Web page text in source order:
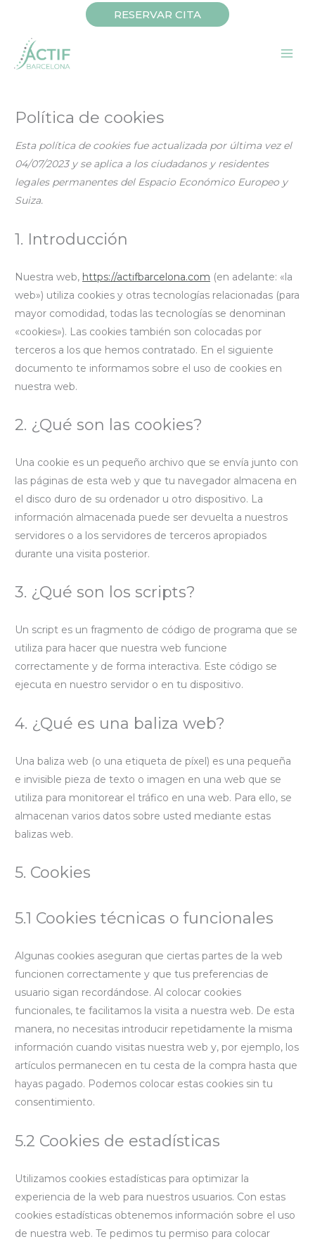
contenido
RESERVAR CITA
Política de cookies
Esta política de cookies fue actualizada por última vez el
04/07/2023 y se aplica a los ciudadanos y residentes
legales permanentes del Espacio Económico Europeo y
Suiza.
1. Introducción
Nuestra web, https://actifbarcelona.com (en adelante: «la
web») utiliza cookies y otras tecnologías relacionadas (para
mayor comodidad, todas las tecnologías se denominan
«cookies»). Las cookies también son colocadas por
terceros a los que hemos contratado. En el siguiente
documento te informamos sobre el uso de cookies en
nuestra web.
2. ¿Qué son las cookies?
Una cookie es un pequeño archivo que se envía junto con
las páginas de esta web y que tu navegador almacena en
el disco duro de su ordenador u otro dispositivo. La
información almacenada puede ser devuelta a nuestros
servidores o a los servidores de terceros apropiados
durante una visita posterior.
3. ¿Qué son los scripts?
Un script es un fragmento de código de programa que se
utiliza para hacer que nuestra web funcione
correctamente y de forma interactiva. Este código se
ejecuta en nuestro servidor o en tu dispositivo.
4. ¿Qué es una baliza web?
Una baliza web (o una etiqueta de píxel) es una pequeña
e invisible pieza de texto o imagen en una web que se
utiliza para monitorear el tráfico en una web. Para ello, se
almacenan varios datos sobre usted mediante estas
balizas web.
5. Cookies
5.1 Cookies técnicas o funcionales
Algunas cookies aseguran que ciertas partes de la web
funcionen correctamente y que tus preferencias de
usuario sigan recordándose. Al colocar cookies
funcionales, te facilitamos la visita a nuestra web. De esta
manera, no necesitas introducir repetidamente la misma
información cuando visitas nuestra web y, por ejemplo, los
artículos permanecen en tu cesta de la compra hasta que
hayas pagado. Podemos colocar estas cookies sin tu
consentimiento.
5.2 Cookies de estadísticas
Utilizamos cookies estadísticas para optimizar la
experiencia de la web para nuestros usuarios. Con estas
cookies estadísticas obtenemos información sobre el uso
de nuestra web. Te pedimos tu permiso para colocar